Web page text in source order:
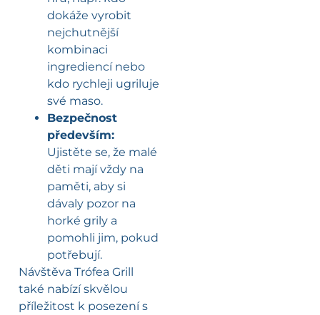
dokáže vyrobit
nejchutnější
kombinaci
ingrediencí nebo
kdo rychleji ugriluje
své maso.
Bezpečnost
především:
Ujistěte se, že malé
děti mají vždy na
paměti, aby si
dávaly pozor na
horké grily a
pomohli jim, pokud
potřebují.
Návštěva Trófea Grill
také nabízí skvělou
příležitost k posezení s